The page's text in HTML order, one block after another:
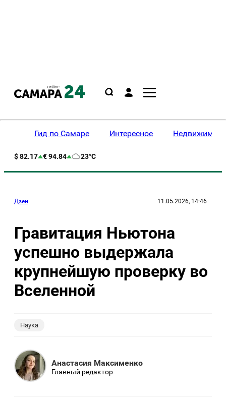
Гид по Самаре Интересное
$ 82.17 € 94.84 23°C
Дзен 11.05.2026, 14:46
Гравитация Ньютона
успешно выдержала
крупнейшую проверку во
Вселенной
Наука
Анастасия Максименко
Главный редактор